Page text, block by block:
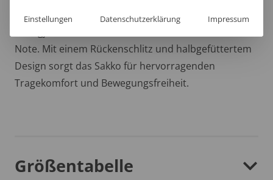
Der charmante untere Saum dieser modernen
Note. Mit einem Rückenschlitz und halbgefüttertem
Design sorgt das Sakko für hervorragenden
Tragekomfort und Bewegungsfreiheit.
Größentabelle
Einstellungen Datenschutzerklärung Impressum